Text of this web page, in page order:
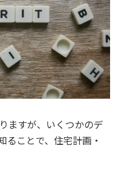
ますが、いくつかのデ
ることで、住宅計画・